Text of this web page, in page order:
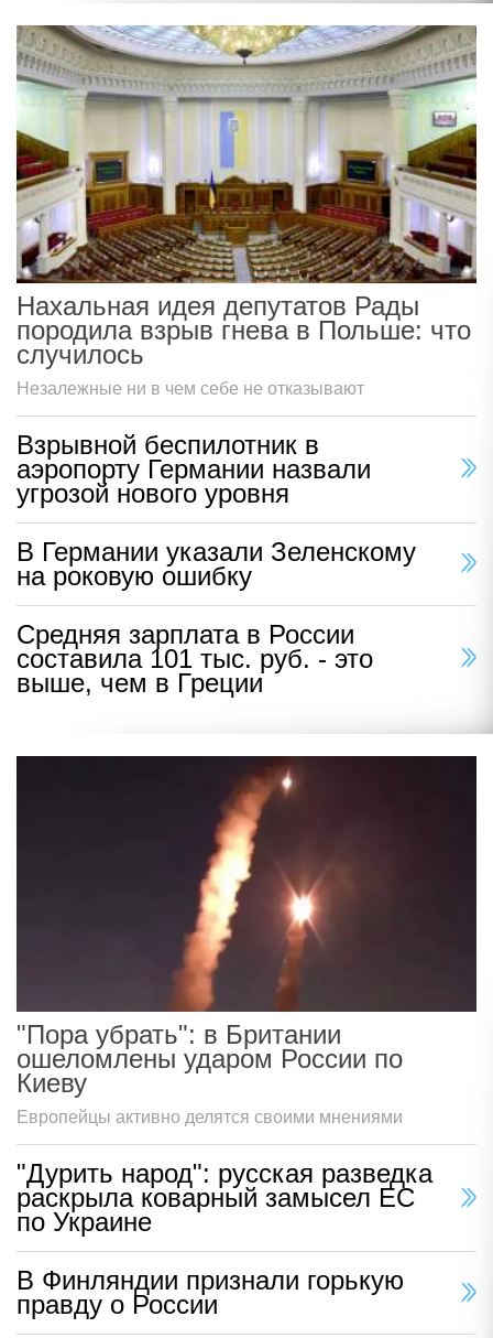
Нахальная идея депутатов Рады
породила взрыв гнева в Польше: что
случилось
Незалежные ни в чем себе не отказывают
Взрывной беспилотник в
аэропорту Германии назвали
угрозой нового уровня
В Германии указали Зеленскому
на роковую ошибку
Средняя зарплата в России
составила 101 тыс. руб. - это
выше, чем в Греции
"Пора убрать": в Британии
ошеломлены ударом России по
Киеву
Европейцы активно делятся своими мнениями
"Дурить народ": русская разведка
раскрыла коварный замысел ЕС
по Украине
В Финляндии признали горькую
правду о России